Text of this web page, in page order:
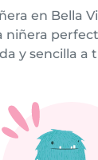
en Bella
niñera
y sencilla a